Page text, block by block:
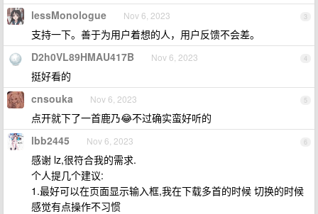
3
lessMonologue Nov 6, 2023
支持一下。善于为用户着想的人，用户反馈不会差。
4
D2h0VL89HMAU417B Nov 6, 2023
挺好看的
5
cnsouka Nov 6, 2023
点开就下了一首鹿乃😂不过确实蛮好听的
6
lbb2445 Nov 6, 2023
感谢 lz,很符合我的需求.
个人提几个建议:
1.最好可以在页面显示输入框,我在下载多首的时候 切换的时候
感觉有点操作不习惯